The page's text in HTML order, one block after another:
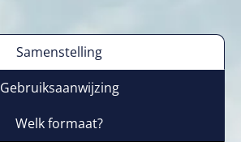
Samenstelling
Gebruiksaanwijzing
Welk formaat?